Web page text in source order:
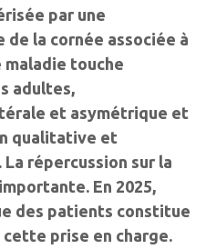
par une
la cornée associée à
maladie touche
adultes,
et asymétrique et
qualitative et
répercussion sur la
En 2025,
des patients constitue
prise en charge.